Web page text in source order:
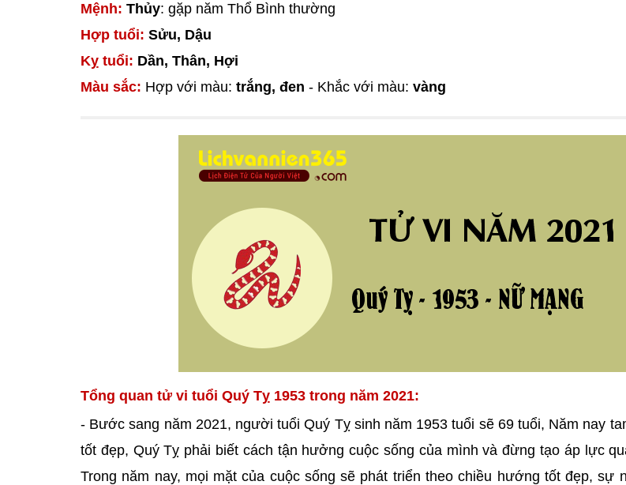
Mệnh: Thủy: gặp năm Thổ Bình thường
Hợp tuổi: Sửu, Dậu
Kỵ tuổi: Dần, Thân, Hợi
Màu sắc: Hợp với màu: trắng, đen - Khắc với màu: vàng
Tổng quan tử vi tuổi Quý Tỵ 1953 trong năm 2021:
- Bước sang năm 2021, người tuổi Quý Tỵ sinh năm 1953 tuổi sẽ 69 tuổi, Năm nay
tốt đẹp, Quý Tỵ phải biết cách tận hưởng cuộc sống của mình và đừng tạo áp lực
Trong năm nay, mọi mặt của cuộc sống sẽ phát triển theo chiều hướng tốt đẹp, sự